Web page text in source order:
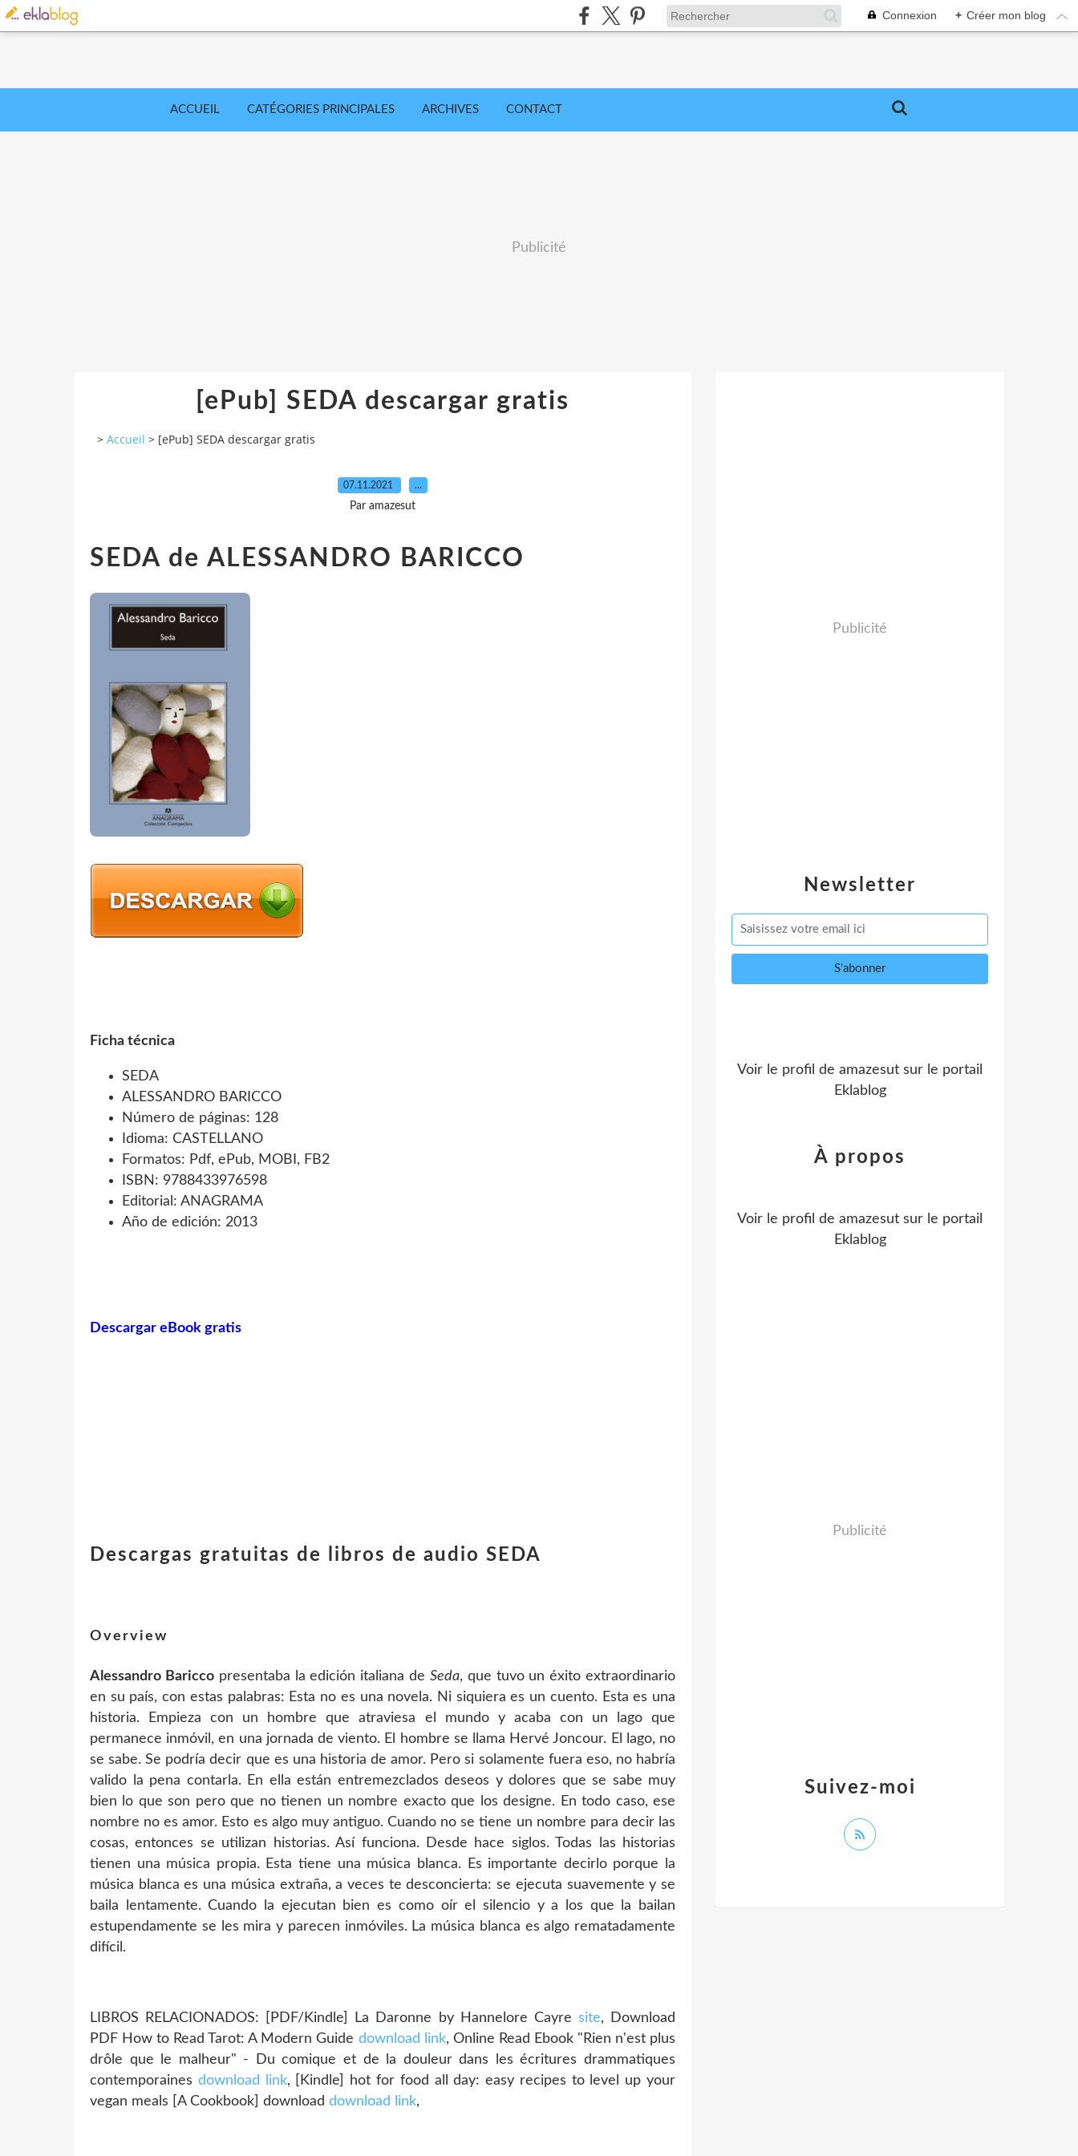
Connexion + Créer mon blog
ACCUEIL CATÉGORIES PRINCIPALES ARCHIVES CONTACT
Publicité
[ePub] SEDA descargar gratis
> Accueil > [ePub] SEDA descargar gratis
07.11.2021 …
Par amazesut
SEDA de ALESSANDRO BARICCO
Ficha técnica
SEDA
ALESSANDRO BARICCO
Número de páginas: 128
Idioma: CASTELLANO
Formatos: Pdf, ePub, MOBI, FB2
ISBN: 9788433976598
Editorial: ANAGRAMA
Año de edición: 2013
Descargar eBook gratis
Descargas gratuitas de libros de audio SEDA
Overview
Alessandro Bariccopresentaba la edición italiana de Seda, que tuvo un éxito extraordinario
en su país, con estas palabras: Esta no es una novela. Ni siquiera es un cuento. Esta es una
historia. Empieza con un hombre que atraviesa el mundo y acaba con un lago que
permanece inmóvil, en una jornada de viento. El hombre se llama Hervé Joncour. El lago, no
se sabe. Se podría decir que es una historia de amor. Pero si solamente fuera eso, no habría
valido la pena contarla. En ella están entremezclados deseos y dolores que se sabe muy
bien lo que son pero que no tienen un nombre exacto que los designe. En todo caso, ese
nombre no es amor. Esto es algo muy antiguo. Cuando no se tiene un nombre para decir las
cosas, entonces se utilizan historias. Así funciona. Desde hace siglos. Todas las historias
tienen una música propia. Esta tiene una música blanca. Es importante decirlo porque la
música blanca es una música extraña, a veces te desconcierta: se ejecuta suavemente y se
baila lentamente. Cuando la ejecutan bien es como oír el silencio y a los que la bailan
estupendamente se les mira y parecen inmóviles. La música blanca es algo rematadamente
difícil.
LIBROS RELACIONADOS: [PDF/Kindle] La Daronne by Hannelore Cayre site, Download
PDF How to Read Tarot: A Modern Guide download link, Online Read Ebook "Rien n'est plus
drôle que le malheur" - Du comique et de la douleur dans les écritures drammatiques
contemporaines download link, [Kindle] hot for food all day: easy recipes to level up your
vegan meals [A Cookbook] download download link,
Newsletter
Publicité
Voir le profil de amazesut sur le portail
Eklablog
Suivez-moi
À propos
Voir le profil de amazesut sur le portail
Eklablog
Publicité